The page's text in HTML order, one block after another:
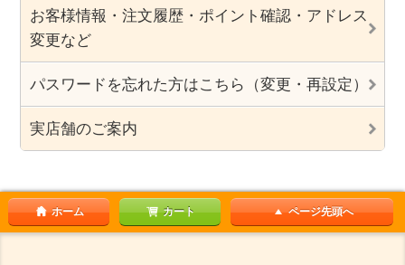
お客様情報・注文履歴・ポイント確認・アドレス
変更など
パスワードを忘れた方はこちら（変更・再設定）
実店舗のご案内
ホーム カート ページ先頭へ